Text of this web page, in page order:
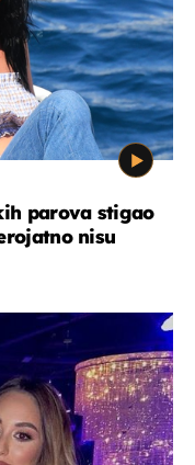
parova stigao
nisu